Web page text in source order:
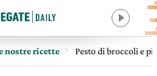
nostre ricette Pesto di broccoli e